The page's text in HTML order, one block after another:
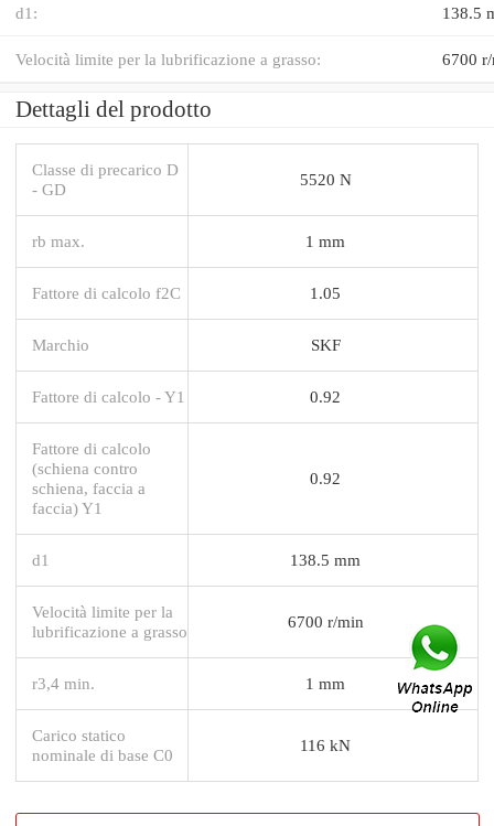
d1: 138.5
Velocità limite per la lubrificazione a grasso: 6700
Dettagli del prodotto
Classe di precarico D
- GD
5520 N
rb max. 1 mm
Fattore di calcolo f2C 1.05
Marchio SKF
Fattore di calcolo - Y1 0.92
Fattore di calcolo
(schiena contro
schiena, faccia a
faccia) Y1
0.92
d1 138.5 mm
Velocità limite per la
lubrificazione a grasso
6700 r/min
r3,4 min. 1 mm
Carico statico
nominale di base C0
116 kN